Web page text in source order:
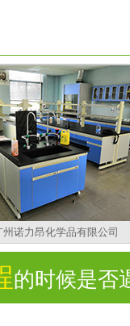
州诺力昂化学品有限公司
的时候是否